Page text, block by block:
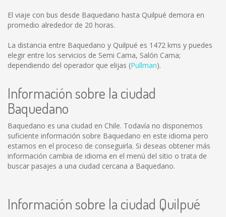
El viaje con bus desde Baquedano hasta Quilpué demora en
promedio alrededor de 20 horas.
La distancia entre Baquedano y Quilpué es 1472 kms y puedes
elegir entre los servicios de Semi Cama, Salón Cama;
dependiendo del operador que elijas (Pullman).
Información sobre la ciudad
Baquedano
Baquedano es una ciudad en Chile. Todavía no disponemos
suficiente información sobre Baquedano en este idioma pero
estamos en el proceso de conseguirla. Si deseas obtener más
información cambia de idioma en el menú del sitio o trata de
buscar pasajes a una ciudad cercana a Baquedano.
Información sobre la ciudad Quilpué